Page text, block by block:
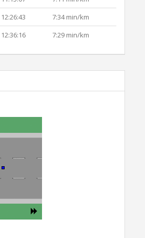
12:26:43
7:34 min/km
12:36:16 7:29 min/km